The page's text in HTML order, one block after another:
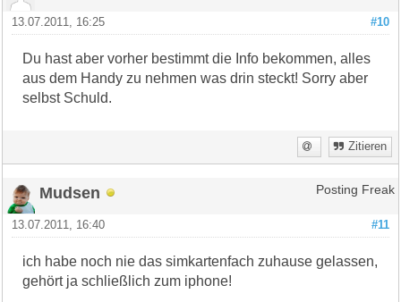
#10
13.07.2011, 16:25
Du hast aber vorher bestimmt die Info bekommen, alles
aus dem Handy zu nehmen was drin steckt! Sorry aber
selbst Schuld.
Zitieren
Mudsen Posting Freak
#11
13.07.2011, 16:40
ich habe noch nie das simkartenfach zuhause gelassen,
gehört ja schließlich zum iphone!